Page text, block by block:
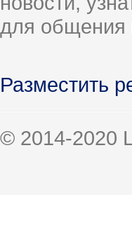
для общения
Разместить
© 2014-2020